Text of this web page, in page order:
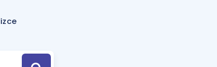
için Öneriler
Tek Takvimde